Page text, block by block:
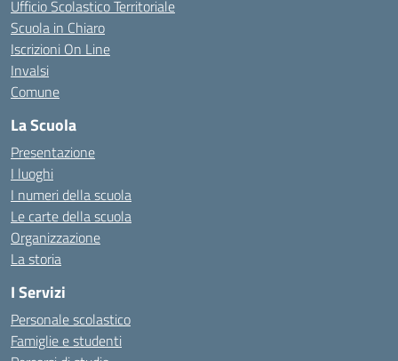
Ufficio Scolastico Territoriale
Scuola in Chiaro
Iscrizioni On Line
Invalsi
Comune
La Scuola
Presentazione
I luoghi
I numeri della scuola
Le carte della scuola
Organizzazione
La storia
I Servizi
Personale scolastico
Famiglie e studenti